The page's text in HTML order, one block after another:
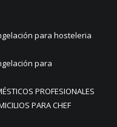
para hosteleria
para
PROFESIONALES
PARA CHEF